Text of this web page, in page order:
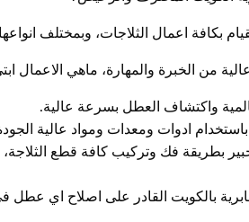
بكافة اعمال الثلاجات، وبمختلف
من الخبرة والمهارة، ماهي الاعمال
واكتشاف العطل بسرعة عالية.
باستخدام ادوات ومعدات ومواد عالية
بطريقة فك وتركيب كافة قطع
بالكويت القادر على اصلاح اي